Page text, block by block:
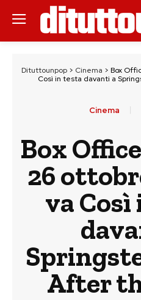
Dituttounpop> Cinema > Box
Così in testa davanti a
Cinema
Box
26
va
After